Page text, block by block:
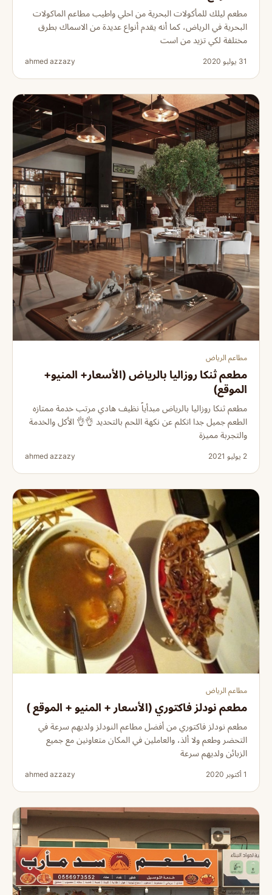
مطعم ليلك للمأكولات البحرية من احلي واطيب مطاعم الماكولات
البحرية في الرياض، كما أنه يقدم أنواع عديدة من الاسماك بطرق
مختلفة لكي تزيد من است
31 يوليو 2020 ahmed azzazy
مطاعم الرياض
مطعم ثنكا روزاليا بالرياض (الأسعار+ المنيو+
الموقع)
مطعم ثنكا روزاليا بالرياض مبدأياً نظيف هادي مرتب خدمة ممتازه
الطعم جميل جدا اتكلم عن نكهة اللحم بالتحديد 👌👌 الأكل والخدمة
والتجربة مميزة
2 يوليو 2021 ahmed azzazy
مطاعم الرياض
مطعم نودلز فاكتوري (الأسعار + المنيو + الموقع )
مطعم نودلز فاكتوري من أفضل مطاعم النودلز ولديهم سرعة في
التحضر وطعم ولا ألذ، والعاملين في المكان متعاونين مع جميع
الزبائن ولديهم سرعة
1 أكتوبر 2020 ahmed azzazy